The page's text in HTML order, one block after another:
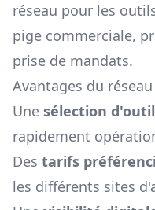
réseau pour les
pige commerciale,
prise de mandats.
Avantages du
Une sélection
rapidement
Des tarifs
les différents sites